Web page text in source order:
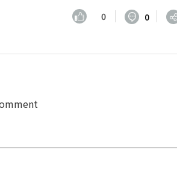
0 0